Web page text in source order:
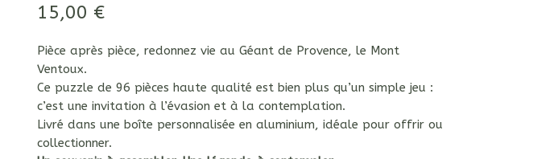
15,00 €
Pièce après pièce, redonnez vie au Géant de Provence, le Mont
Ventoux.
Ce puzzle de 96 pièces haute qualité est bien plus qu’un simple jeu :
c’est une invitation à l’évasion et à la contemplation.
Livré dans une boîte personnalisée en aluminium, idéale pour offrir ou
collectionner.